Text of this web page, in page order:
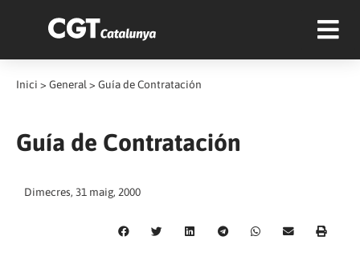
Inici > General > Guía de Contratación
Guía de Contratación
Dimecres, 31 maig, 2000